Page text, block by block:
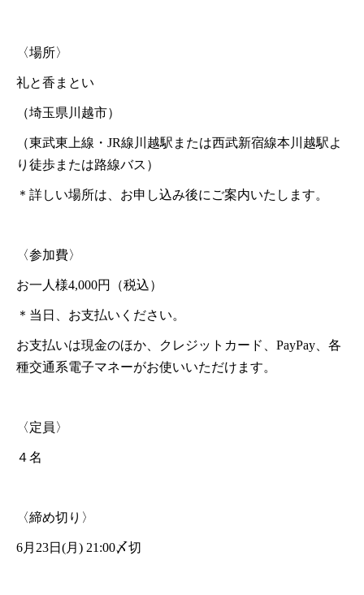
〈場所〉
礼と香まとい
（埼玉県川越市）
（東武東上線・JR線川越駅または西武新宿線本川越駅よ
り徒歩または路線バス）
＊詳しい場所は、お申し込み後にご案内いたします。
〈参加費〉
お一人様4,000円（税込）
＊当日、お支払いください。
お支払いは現金のほか、クレジットカード、PayPay、各
種交通系電子マネーがお使いいただけます。
〈定員〉
４名
〈締め切り〉
6月23日(月) 21:00〆切